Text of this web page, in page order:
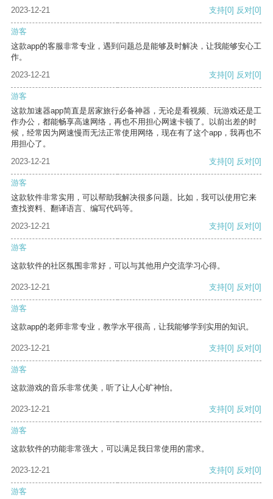
2023-12-21 支持[0] 反对[0]
游客
这款app的客服非常专业，遇到问题总是能够及时解决，让我能够安心工
作。
2023-12-21
支持[0] 反对[0]
游客
这款加速器app简直是居家旅行必备神器，无论是看视频、玩游戏还是工
作办公，都能畅享高速网络，再也不用担心网速卡顿了。以前出差的时
候，经常因为网速慢而无法正常使用网络，现在有了这个app，我再也不
用担心了。
2023-12-21
支持[0] 反对[0]
游客
这款软件非常实用，可以帮助我解决很多问题。比如，我可以使用它来
查找资料、翻译语言、编写代码等。
2023-12-21
支持[0] 反对[0]
游客
这款软件的社区氛围非常好，可以与其他用户交流学习心得。
2023-12-21 支持[0] 反对[0]
游客
这款app的老师非常专业，教学水平很高，让我能够学到实用的知识。
2023-12-21 支持[0] 反对[0]
游客
这款游戏的音乐非常优美，听了让人心旷神怡。
2023-12-21 支持[0] 反对[0]
游客
这款软件的功能非常强大，可以满足我日常使用的需求。
2023-12-21 支持[0] 反对[0]
游客